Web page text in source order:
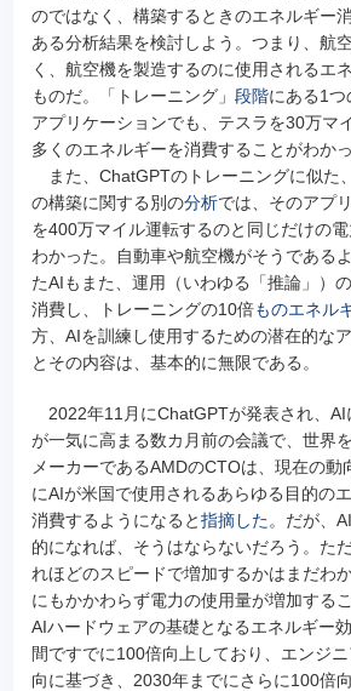
のではなく、構築するときのエネルギー
ある分析結果を検討しよう。つまり、航
く、航空機を製造するのに使用されるエ
ものだ。「トレーニング」 段階にある1つ
アプリケーションでも、テスラを30万マ
多くのエネルギーを消費することがわかっ
また、ChatGPTのトレーニングに似た
の構築に関する別の分析では、そのアプ
を400万マイル運転するのと同じだけの
わかった。自動車や航空機がそうである
たAIもまた、運用（いわゆる「推論」）
消費し、トレーニングの10倍ものエネル
方、AIを訓練し使用するための潜在的な
とその内容は、基本的に無限である。
2022年11月にChatGPTが発表され、AI
が一気に高まる数カ月前の会議で、世界
メーカーであるAMDのCTOは、現在の動
にAIが米国で使用されるあらゆる目的の
消費するようになると指摘した。だが、
的になれば、そうはならないだろう。た
れほどのスピードで増加するかはまだわ
にもかかわらず電力の使用量が増加する
AIハードウェアの基礎となるエネルギー
間ですでに100倍向上しており、エンジ
向に基づき、2030年までにさらに100倍